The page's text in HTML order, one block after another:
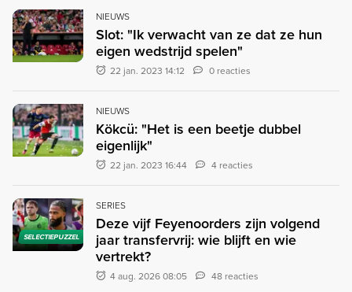
NIEUWS
Slot: "Ik verwacht van ze dat ze hun
eigen wedstrijd spelen"
22 jan. 2023 14:12 0 reacties
NIEUWS
Kökcü: "Het is een beetje dubbel
eigenlijk"
22 jan. 2023 16:44 4 reacties
SELECTIEPUZZEL
SERIES
Deze vijf Feyenoorders zijn volgend
jaar transfervrij: wie blijft en wie
vertrekt?
4 aug. 2026 08:05 48 reacties